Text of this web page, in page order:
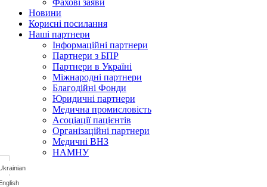
Фахові заяви
Новини
Корисні посилання
Наші партнери
Інформаційні партнери
Партнери з БПР
Партнери в Україні
Міжнародні партнери
Благодійні Фонди
Юридичні партнери
Медична промисловість
Асоціації пацієнтів
Організаційні партнери
Медичні ВНЗ
НАМНУ